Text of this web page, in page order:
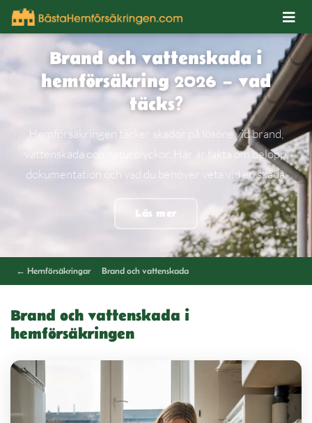
Brand och vattenskada i
hemförsäkring 2026 – vad
täcks?
Hemförsäkringen täcker skador på lösöre vid brand,
vattenskada och naturolyckor. Här är fakta om belopp,
dokumentation och vad du behöver veta vid en skada.
Läs mer
← Hemförsäkringar Brand och vattenskada
Brand och vattenskada i
hemförsäkringen